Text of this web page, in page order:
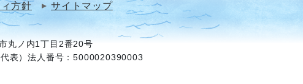
方針 サイトマップ
丸ノ内1丁目2番20号
表）法人番号：5000020390003